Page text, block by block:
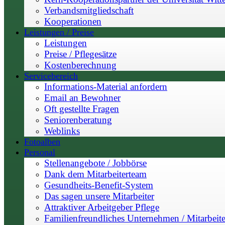
Verbandsmitgliedschaft
Kooperationen
Leistungen / Preise
Leistungen
Preise / Pflegesätze
Kostenberechnung
Servicebereich
Informations-Material anfordern
Email an Bewohner
Oft gestellte Fragen
Seniorenberatung
Weblinks
Fotoalben
Personal
Stellenangebote / Jobbörse
Dank dem Mitarbeiterteam
Gesundheits-Benefit-System
Das sagen unsere Mitarbeiter
Attraktiver Arbeitgeber Pflege
Familienfreundliches Unternehmen /